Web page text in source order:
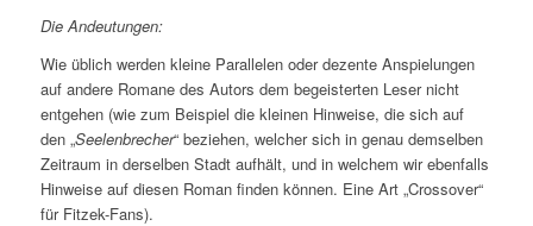
Die Andeutungen:
Wie üblich werden kleine Parallelen oder dezente Anspielungen
auf andere Romane des Autors dem begeisterten Leser nicht
entgehen (wie zum Beispiel die kleinen Hinweise, die sich auf
den „Seelenbrecher“ beziehen, welcher sich in genau demselben
Zeitraum in derselben Stadt aufhält, und in welchem wir ebenfalls
Hinweise auf diesen Roman finden können. Eine Art „Crossover“
für Fitzek-Fans).